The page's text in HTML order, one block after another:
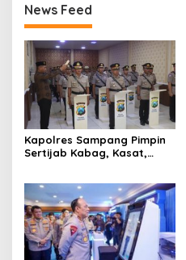
News Feed
Kapolres Sampang Pimpin
Sertijab Kabag, Kasat,